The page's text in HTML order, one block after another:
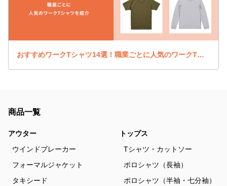
おすすめワークTシャツ14選！職業ごとに人気のワークTシャツを紹介
商品一覧
アウター
ウインドブレーカー
フォーマルジャケット
タキシード
トップス
Tシャツ・カットソー
ポロシャツ（長袖）
ポロシャツ（半袖・七分袖）